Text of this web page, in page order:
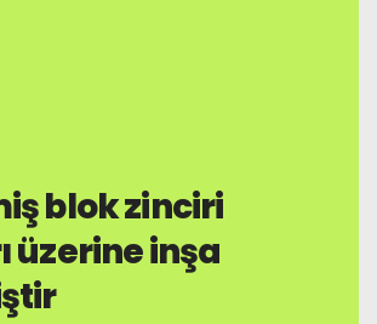
blok zinciri
üzerine inşa